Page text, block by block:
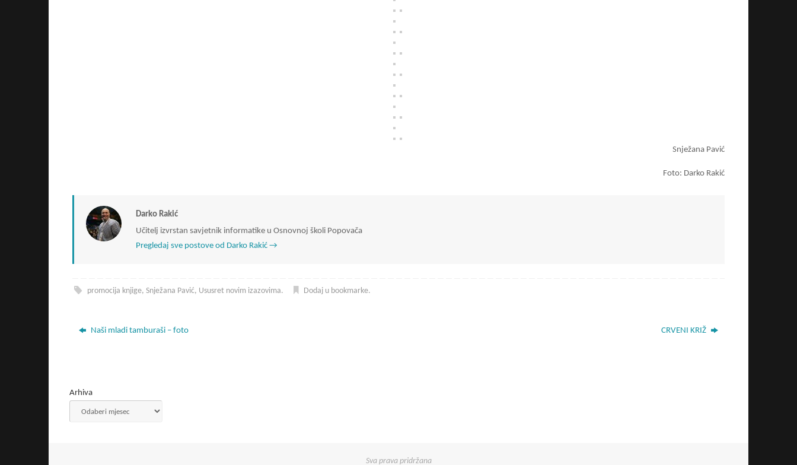
Snježana Pavić
Foto: Darko Rakić
Darko Rakić
Učitelj izvrstan savjetnik informatike u Osnovnoj školi Popovača
Pregledaj sve postove od Darko Rakić →
promocija knjige,Snježana Pavić, Ususret novim izazovima. Dodaj u bookmarke.
Naši mladi tamburaši – foto CRVENI KRIŽ
Arhiva
Sva prava pridržana